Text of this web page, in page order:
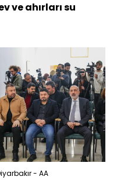
ve ahırları su
- AA